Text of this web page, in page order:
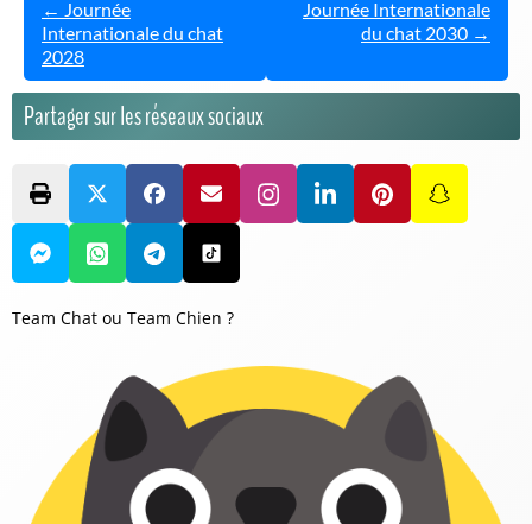
← Journée
Internationale du chat
2028
Journée Internationale
du chat 2030 →
Partager sur les réseaux sociaux
Team Chat ou Team Chien ?